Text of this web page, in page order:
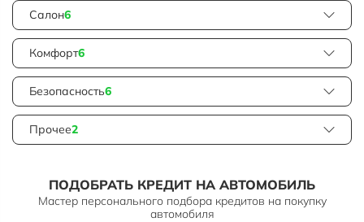
Салон6
Комфорт6
Безопасность6
Прочее2
ПОДОБРАТЬ КРЕДИТ НА АВТОМОБИЛЬ
Мастер персонального подбора кредитов на покупку
автомобиля